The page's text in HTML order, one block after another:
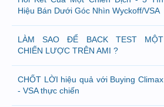
Hiệu Bán Dưới Góc Nhìn Wyckoff/VSA
LÀM SAO ĐỂ BACK TEST MỘT
CHIẾN LƯỢC TRÊN AMI ?
CHỐT LỜI hiệu quả với Buying Climax
- VSA thực chiến